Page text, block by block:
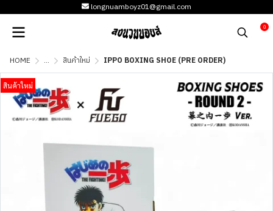
longnuamboyz01@gmail.com
0
HOME ... สินค้าใหม่ IPPO BOXING SHOE (PRE ORDER)
สินค้าใหม่